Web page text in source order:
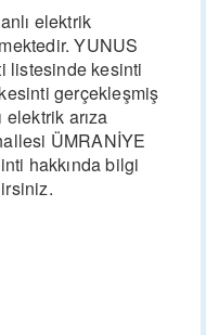
elektrik
YUNUS
listesinde kesinti
gerçekleşmiş
arıza
ÜMRANİYE
hakkında bilgi